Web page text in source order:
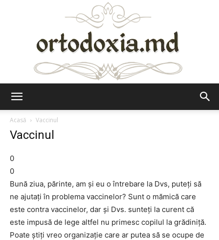
Acasă
Vaccinul
Vaccinul
0
0
Bună ziua, părinte, am şi eu o întrebare la Dvs, puteţi să
ne ajutaţi în problema vaccinelor? Sunt o mămică care
este contra vaccinelor, dar şi Dvs. sunteţi la curent că
este impusă de lege altfel nu primesc copilul la grădiniţă.
Poate ştiţi vreo organizaţie care ar putea să se ocupe de